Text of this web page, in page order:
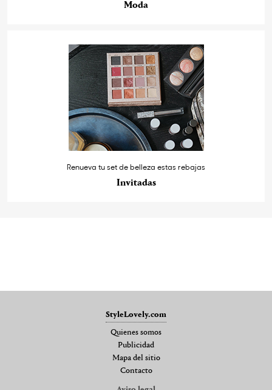
Moda
Renueva tu set de belleza estas rebajas
Invitadas
StyleLovely.com
Quienes somos
Publicidad
Mapa del sitio
Contacto